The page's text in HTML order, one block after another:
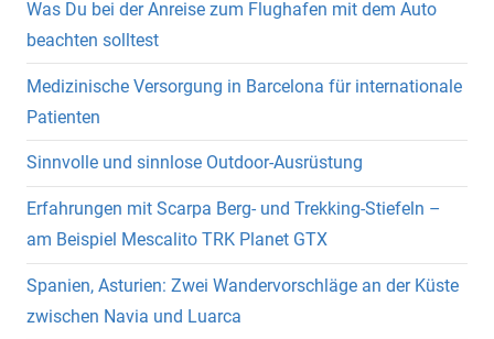
Was Du bei der Anreise zum Flughafen mit dem Auto
beachten solltest
Medizinische Versorgung in Barcelona für internationale
Patienten
Sinnvolle und sinnlose Outdoor-Ausrüstung
Erfahrungen mit Scarpa Berg- und Trekking-Stiefeln –
am Beispiel Mescalito TRK Planet GTX
Spanien, Asturien: Zwei Wandervorschläge an der Küste
zwischen Navia und Luarca